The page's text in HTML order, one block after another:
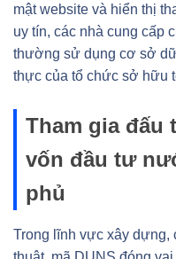
mật website và hiển thị
uy tín, các nhà cung cấp
thường sử dụng cơ sở
thực của tổ chức sở hữu
Tham gia đấu
vốn đầu tư
phủ
Trong lĩnh vực xây dựng,